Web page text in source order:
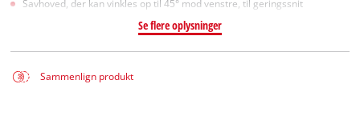
Savhoved, der kan vinkles op til 45° mod venstre, til geringssnit
Se flere oplysninger
Sammenlign produkt